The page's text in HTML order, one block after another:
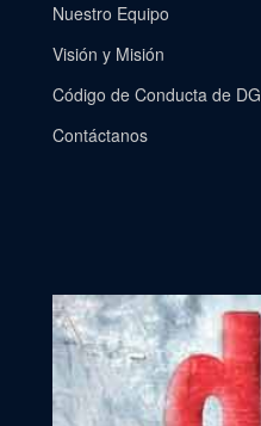
Nuestro Equipo
Visión y Misión
Código de Conducta de DG
Contáctanos